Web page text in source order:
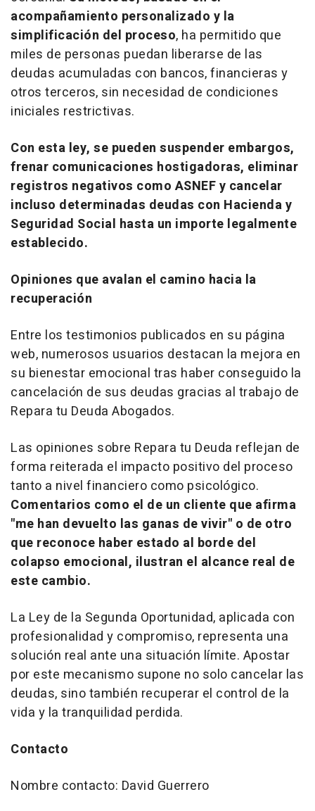
acompañamiento personalizado y la
simplificación del proceso, ha permitido que
miles de personas puedan liberarse de las
deudas acumuladas con bancos, financieras y
otros terceros, sin necesidad de condiciones
iniciales restrictivas.
Con esta ley, se pueden suspender embargos,
frenar comunicaciones hostigadoras, eliminar
registros negativos como ASNEF y cancelar
incluso determinadas deudas con Hacienda y
Seguridad Social hasta un importe legalmente
establecido.
Opiniones que avalan el camino hacia la
recuperación
Entre los testimonios publicados en su página
web, numerosos usuarios destacan la mejora en
su bienestar emocional tras haber conseguido la
cancelación de sus deudas gracias al trabajo de
Repara tu Deuda Abogados.
Las opiniones sobre Repara tu Deuda reflejan de
forma reiterada el impacto positivo del proceso
tanto a nivel financiero como psicológico.
Comentarios como el de un cliente que afirma
"me han devuelto las ganas de vivir" o de otro
que reconoce haber estado al borde del
colapso emocional, ilustran el alcance real de
este cambio.
La Ley de la Segunda Oportunidad, aplicada con
profesionalidad y compromiso, representa una
solución real ante una situación límite. Apostar
por este mecanismo supone no solo cancelar las
deudas, sino también recuperar el control de la
vida y la tranquilidad perdida.
Contacto
Nombre contacto: David Guerrero